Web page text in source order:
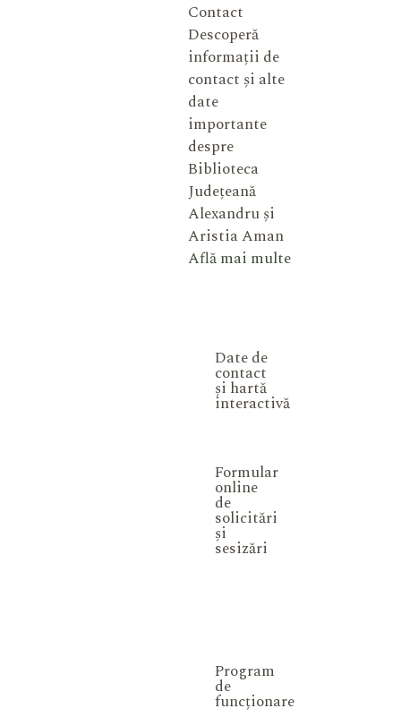
Contact
Descoperă
informații de
contact și alte
date
importante
despre
Biblioteca
Județeană
Alexandru și
Aristia Aman
Află mai multe
Date de
contact
și hartă
interactivă
Formular
online
de
solicitări
și
sesizări
Program
de
funcționare